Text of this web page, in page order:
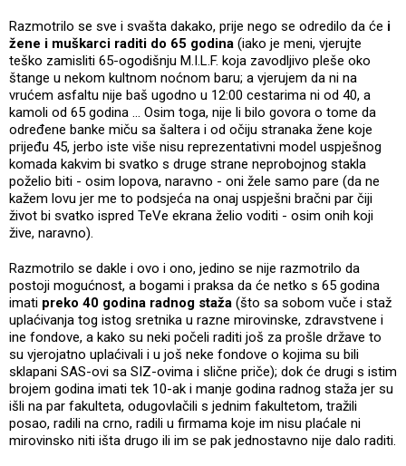
Razmotrilo se sve i svašta dakako, prije nego se odredilo da će i
žene i muškarci raditi do 65 godina (iako je meni, vjerujte
teško zamisliti 65-ogodišnju M.I.L.F. koja zavodljivo pleše oko
štange u nekom kultnom noćnom baru; a vjerujem da ni na
vrućem asfaltu nije baš ugodno u 12:00 cestarima ni od 40, a
kamoli od 65 godina ... Osim toga, nije li bilo govora o tome da
određene banke miču sa šaltera i od očiju stranaka žene koje
prijeđu 45, jerbo iste više nisu reprezentativni model uspješnog
komada kakvim bi svatko s druge strane neprobojnog stakla
poželio biti - osim lopova, naravno - oni žele samo pare (da ne
kažem lovu jer me to podsjeća na onaj uspješni bračni par čiji
život bi svatko ispred TeVe ekrana želio voditi - osim onih koji
žive, naravno).
Razmotrilo se dakle i ovo i ono, jedino se nije razmotrilo da
postoji mogućnost, a bogami i praksa da će netko s 65 godina
imati preko 40 godina radnog staža (što sa sobom vuče i staž
uplaćivanja tog istog sretnika u razne mirovinske, zdravstvene i
ine fondove, a kako su neki počeli raditi još za prošle države to
su vjerojatno uplaćivali i u još neke fondove o kojima su bili
sklapani SAS-ovi sa SIZ-ovima i slične priče); dok će drugi s istim
brojem godina imati tek 10-ak i manje godina radnog staža jer su
išli na par fakulteta, odugovlačili s jednim fakultetom, tražili
posao, radili na crno, radili u firmama koje im nisu plaćale ni
mirovinsko niti išta drugo ili im se pak jednostavno nije dalo raditi.